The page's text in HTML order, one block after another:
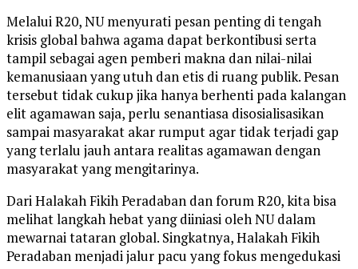
Melalui R20, NU menyurati pesan penting di tengah
krisis global bahwa agama dapat berkontibusi serta
tampil sebagai agen pemberi makna dan nilai-nilai
kemanusiaan yang utuh dan etis di ruang publik. Pesan
tersebut tidak cukup jika hanya berhenti pada kalangan
elit agamawan saja, perlu senantiasa disosialisasikan
sampai masyarakat akar rumput agar tidak terjadi gap
yang terlalu jauh antara realitas agamawan dengan
masyarakat yang mengitarinya.
Dari Halakah Fikih Peradaban dan forum R20, kita bisa
melihat langkah hebat yang diiniasi oleh NU dalam
mewarnai tataran global. Singkatnya, Halakah Fikih
Peradaban menjadi jalur pacu yang fokus mengedukasi